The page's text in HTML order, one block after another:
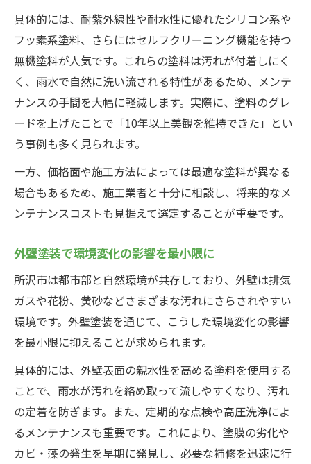
具体的には、耐紫外線性や耐水性に優れたシリコン系や
フッ素系塗料、さらにはセルフクリーニング機能を持つ
無機塗料が人気です。これらの塗料は汚れが付着しにく
く、雨水で自然に洗い流される特性があるため、メンテ
ナンスの手間を大幅に軽減します。実際に、塗料のグレ
ードを上げたことで「10年以上美観を維持できた」とい
う事例も多く見られます。
一方、価格面や施工方法によっては最適な塗料が異なる
場合もあるため、施工業者と十分に相談し、将来的なメ
ンテナンスコストも見据えて選定することが重要です。
外壁塗装で環境変化の影響を最小限に
所沢市は都市部と自然環境が共存しており、外壁は排気
ガスや花粉、黄砂などさまざまな汚れにさらされやすい
環境です。外壁塗装を通じて、こうした環境変化の影響
を最小限に抑えることが求められます。
具体的には、外壁表面の親水性を高める塗料を使用する
ことで、雨水が汚れを絡め取って流しやすくなり、汚れ
の定着を防ぎます。また、定期的な点検や高圧洗浄によ
るメンテナンスも重要です。これにより、塗膜の劣化や
カビ・藻の発生を早期に発見し、必要な補修を迅速に行